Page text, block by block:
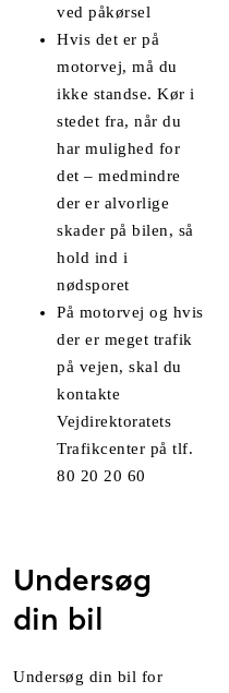
ved påkørsel
Hvis det er på
motorvej, må du
ikke standse. Kør i
stedet fra, når du
har mulighed for
det – medmindre
der er alvorlige
skader på bilen, så
hold ind i
nødsporet
På motorvej og hvis
der er meget trafik
på vejen, skal du
kontakte
Vejdirektoratets
Trafikcenter på tlf.
80 20 20 60
Undersøg
din bil
Undersøg din bil for